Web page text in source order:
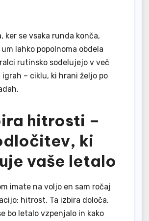
ker se vsaka runda konča,
lahko popolnoma obdela
rutinsko sodelujejo v več
– ciklu, ki hrani željo po
hitrosti –
ki
vaše letalo
imate na voljo en sam ročaj
hitrost. Ta izbira določa,
bo letalo vzpenjalo in kako